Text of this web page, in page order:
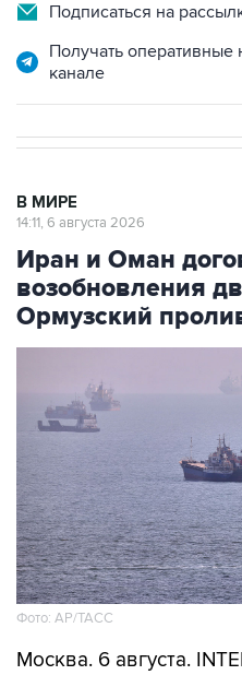
Подписаться на
Получать
канале
В МИРЕ
14:11, 6 августа 2026
Иран и Оман
возобновления
Ормузский
Фото: AP/ТАСС
Москва. 6 августа.